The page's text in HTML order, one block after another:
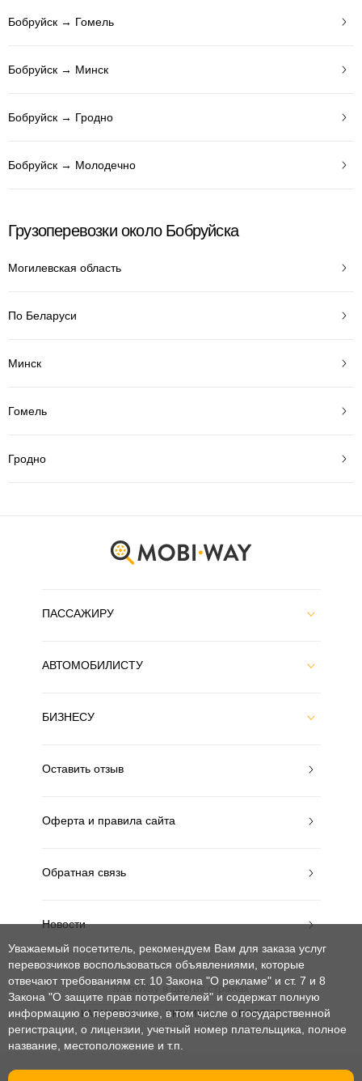
Бобруйск → Гомель
Бобруйск → Минск
Бобруйск → Гродно
Бобруйск → Молодечно
Грузоперевозки около Бобруйска
Могилевская область
По Беларуси
Минск
Гомель
Гродно
ПАССАЖИРУ
АВТОМОБИЛИСТУ
БИЗНЕСУ
Оставить отзыв
Оферта и правила сайта
Обратная связь
Новости
MobiWay в других странах
КАЗАХСТАН УКРАИНА РОССИЯ
Уважаемый посетитель, рекомендуем Вам для заказа услуг
перевозчиков воспользоваться объявлениями, которые
отвечают требованиям ст. 10 Закона "О рекламе" и ст. 7 и 8
Закона "О защите прав потребителей" и содержат полную
информацию о перевозчике, в том числе о государственной
регистрации, о лицензии, учетный номер плательщика, полное
название, местоположение и т.п.